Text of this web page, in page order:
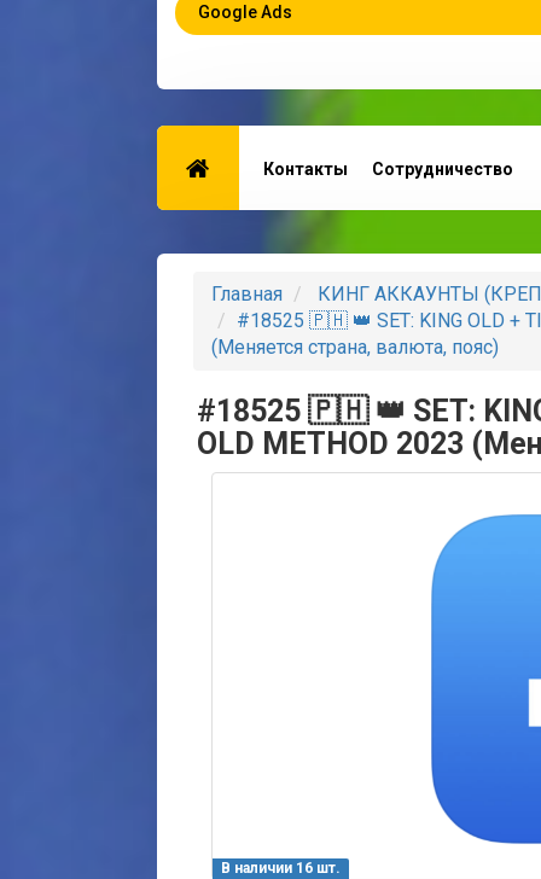
Google Ads
Контакты Сотрудничество
Главная
КИНГ АККАУНТЫ
#18525 🇵🇭 👑 SET: KING OLD +
(Меняется страна, валюта, пояс)
#18525 🇵🇭 👑 SET:
OLD METHOD 2023
В наличии 16 шт.